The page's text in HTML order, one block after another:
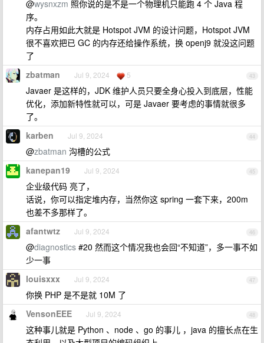
@wysnxzm 照你说的是不是一个物理机只能跑 4 个 Java 程
序。
内存占用如此大就是 Hotspot JVM 的设计问题，Hotspot JVM
很不喜欢把已 GC 的内存还给操作系统，换 openj9 就没这问题
了
43
zbatman Jul 9, 2024 5
Javaer 是这样的，JDK 维护人员只要全身心投入到底层，性能
优化，添加新特性就可以，可是 Javaer 要考虑的事情就很多
了。
44
karben Jul 9, 2024
@zbatman 沟槽的公式
45
kanepan19 Jul 9, 2024
企业级代码 亮了，
话说，你可以指定堆内存，当然你这 spring 一套下来，200m
也差不多那样了。
46
afantwtz Jul 9, 2024
@diagnostics #20 然而这个情况我也会回“不知道”，多一事不如
少一事
47
louisxxx Jul 9, 2024
你换 PHP 是不是就 10M 了
48
VensonEEE Jul 9, 2024
这种事儿就是 Python 、node 、go 的事儿 ，java 的擅长点在生